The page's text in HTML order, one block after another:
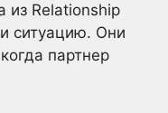
из Relationship
ситуацию. Они
партнер